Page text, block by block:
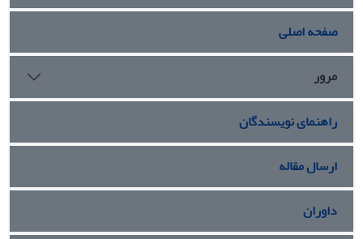
صفحه اصلی
مرور
راهنمای نویسندگان
ارسال مقاله
داوران